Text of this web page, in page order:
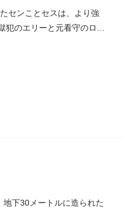
センことセスは、より強
のエリーと元看守のロニ
地下30メートルに造られた